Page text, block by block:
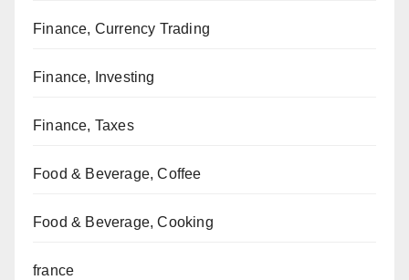
Finance, Currency Trading
Finance, Investing
Finance, Taxes
Food & Beverage, Coffee
Food & Beverage, Cooking
france